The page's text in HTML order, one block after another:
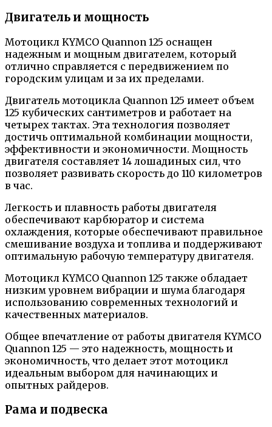
Двигатель и мощность
Мотоцикл KYMCO Quannon 125 оснащен
надежным и мощным двигателем, который
отлично справляется с передвижением по
городским улицам и за их пределами.
Двигатель мотоцикла Quannon 125 имеет объем
125 кубических сантиметров и работает на
четырех тактах. Эта технология позволяет
достичь оптимальной комбинации мощности,
эффективности и экономичности. Мощность
двигателя составляет 14 лошадиных сил, что
позволяет развивать скорость до 110 километров
в час.
Легкость и плавность работы двигателя
обеспечивают карбюратор и система
охлаждения, которые обеспечивают правильное
смешивание воздуха и топлива и поддерживают
оптимальную рабочую температуру двигателя.
Мотоцикл KYMCO Quannon 125 также обладает
низким уровнем вибрации и шума благодаря
использованию современных технологий и
качественных материалов.
Общее впечатление от работы двигателя KYMCO
Quannon 125 — это надежность, мощность и
экономичность, что делает этот мотоцикл
идеальным выбором для начинающих и
опытных райдеров.
Рама и подвеска